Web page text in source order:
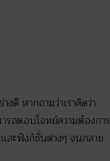
ดี หากถามว่าเราคิดว่า
รถตอบโจทย์ความต้องการ
ละฟังก์ชั่นต่างๆ จนกลาย